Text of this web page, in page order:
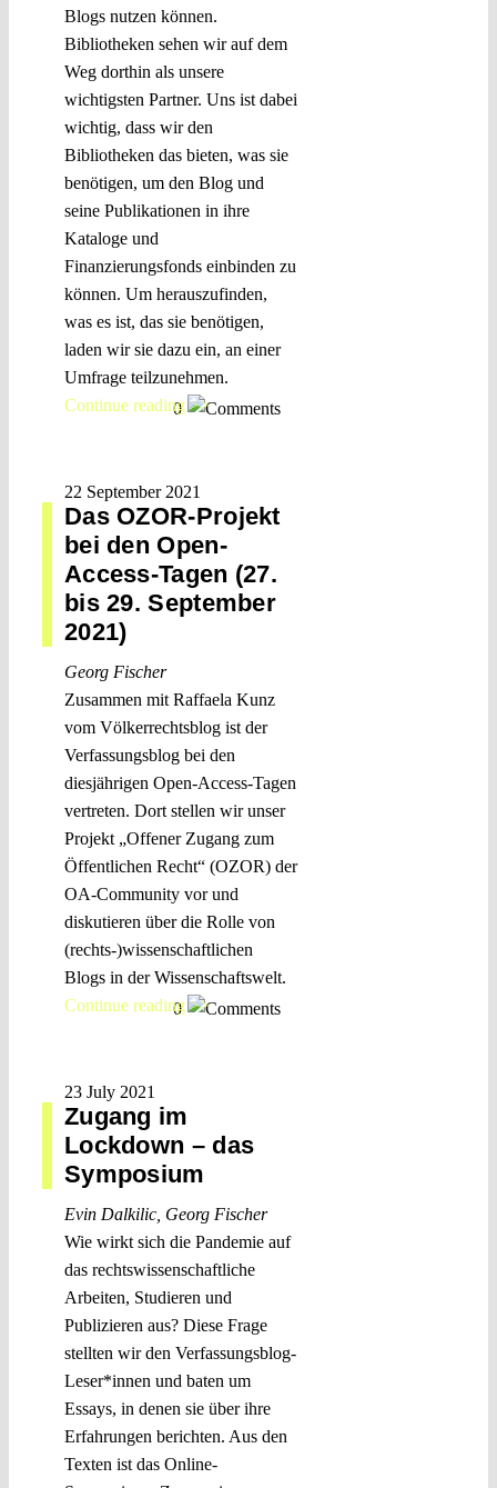
Blogs nutzen können.
Bibliotheken sehen wir auf dem
Weg dorthin als unsere
wichtigsten Partner. Uns ist dabei
wichtig, dass wir den
Bibliotheken das bieten, was sie
benötigen, um den Blog und
seine Publikationen in ihre
Kataloge und
Finanzierungsfonds einbinden zu
können. Um herauszufinden,
was es ist, das sie benötigen,
laden wir sie dazu ein, an einer
Umfrage teilzunehmen.
Continue reading >>
0
22 September 2021
Das OZOR-Projekt
bei den Open-
Access-Tagen (27.
bis 29. September
2021)
Georg Fischer
Zusammen mit Raffaela Kunz
vom Völkerrechtsblog ist der
Verfassungsblog bei den
diesjährigen Open-Access-Tagen
vertreten. Dort stellen wir unser
Projekt „Offener Zugang zum
Öffentlichen Recht“ (OZOR) der
OA-Community vor und
diskutieren über die Rolle von
(rechts-)wissenschaftlichen
Blogs in der Wissenschaftswelt.
Continue reading >>
0
23 July 2021
Zugang im
Lockdown – das
Symposium
Evin Dalkilic, Georg Fischer
Wie wirkt sich die Pandemie auf
das rechtswissenschaftliche
Arbeiten, Studieren und
Publizieren aus? Diese Frage
stellten wir den Verfassungsblog-
Leser*innen und baten um
Essays, in denen sie über ihre
Erfahrungen berichten. Aus den
Texten ist das Online-